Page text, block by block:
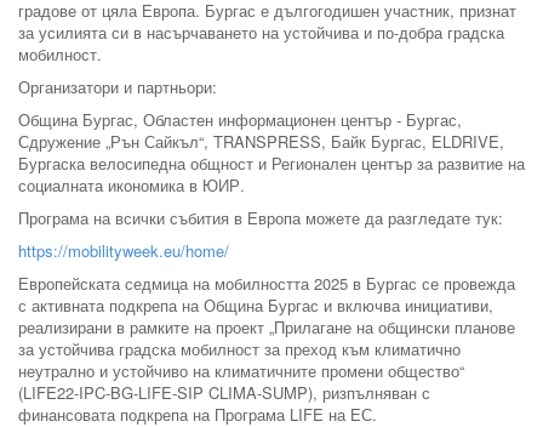
градове от цяла Европа. Бургас е дългогодишен участник, признат
за усилията си в насърчаването на устойчива и по-добра градска
мобилност.
Организатори и партньори:
Община Бургас, Областен информационен център - Бургас,
Сдружение „Рън Сайкъл“, TRANSPRESS, Байк Бургас, ELDRIVE,
Бургаска велосипедна общност и Регионален център за развитие на
социалната икономика в ЮИР.
Програма на всички събития в Европа можете да разглeдате тук:
https://mobilityweek.eu/home/
Европейската седмица на мобилността 2025 в Бургас се провежда
с активната подкрепа на Община Бургас и включва инициативи,
реализирани в рамките на проект „Прилагане на общински планове
за устойчива градска мобилност за преход към климатично
неутрално и устойчиво на климатичните промени общество“
(LIFE22-IPC-BG-LIFE-SIP CLIMA-SUMP), ризпълняван с
финансовата подкрепа на Програма LIFE на ЕС.